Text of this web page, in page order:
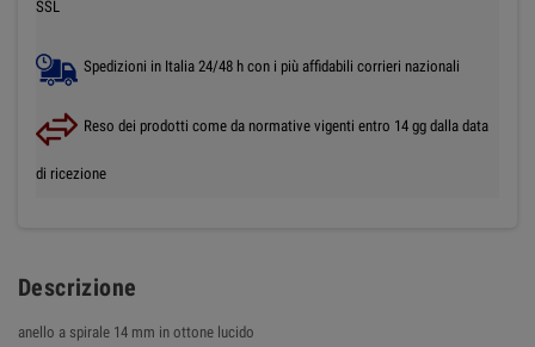
SSL
Spedizioni in Italia 24/48 h con i più affidabili corrieri nazionali
Reso dei prodotti come da normative vigenti entro 14 gg dalla data
di ricezione
Descrizione
anello a spirale 14 mm in ottone lucido